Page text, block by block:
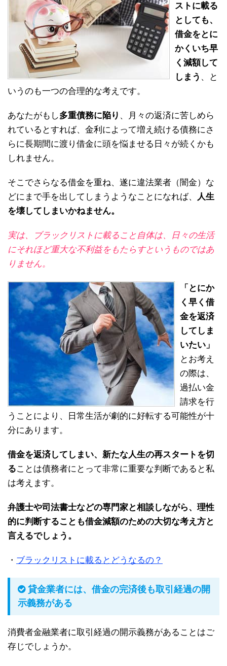
ストに載る
としても、
借金をとに
かくいち早
く減額して
しまう 、と
いうのも一つの合理的な考えです。
あなたがもし多重債務に陥り 、月々の返済に苦しめら
れているとすれば、金利によって増え続ける債務にさ
らに長期間に渡り借金に頭を悩ませる日々が続くかも
しれません。
そこでさらなる借金を重ね、遂に違法業者（闇金）な
どにまで手を出してしまうようなことになれば、
人生
を壊してしまいかねません。
実は、ブラックリストに載ること自体は、日々の生活
にそれほど重大な不利益をもたらすというものではあ
りません。
「とにか
く早く借
金を返済
してしま
いたい」
とお考え
の際は、
過払い金
請求を行
うことにより、日常生活が劇的に好転する可能性が十
分にあります。
借金を返済してしまい、新たな人生の再スタートを切
ることは債務者にとって非常に重要な判断であると私
は考えます。
弁護士や司法書士などの専門家と相談しながら、理性
的に判断することも借金減額のための大切な考え方と
言えるでしょう。
・ ブラックリストに載るとどうなるの？
貸金業者には、借金の完済後も取引経過の開
示義務がある
消費者金融業者に取引経過の開示義務があることはご
存じでしょうか。